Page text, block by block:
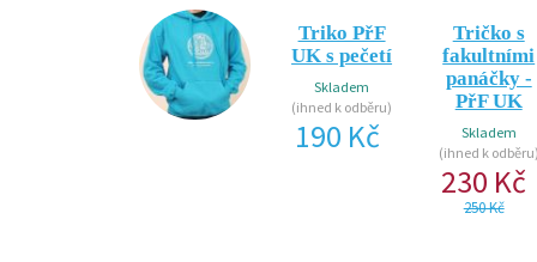
Mikina
Přírodovědecká
fakulta
Skladem
(ihned k odběru)
Triko PřF
UK s pečetí
Skladem
(ihned k odběru)
190 Kč
Tričko s
fakultními
panáčky -
PřF UK
Skladem
(ihned k
230 Kč
250 Kč